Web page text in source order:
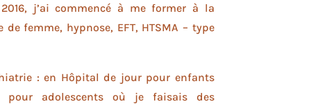
j’ai commencé à me former à la
de femme, hypnose, EFT, HTSMA – type
: en Hôpital de jour pour enfants
pour adolescents où je faisais des